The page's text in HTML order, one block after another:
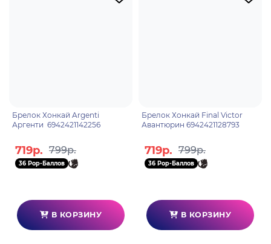
Брелок Хонкай Argenti
Аргенти 6942421142256
719р. 799р.
36 Pop-Баллов
В КОРЗИНУ
Брелок Хонкай Final Victor
Авантюрин 6942421128793
719р. 799р.
36 Pop-Баллов
В КОРЗИНУ